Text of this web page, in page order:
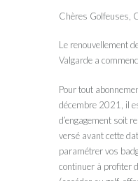
Chères Golfeuses,
Le renouvellement
Valgarde a
Pour tout
décembre 2021, il
d’engagement soit
versé avant cette
paramétrer vos
continuer à profiter